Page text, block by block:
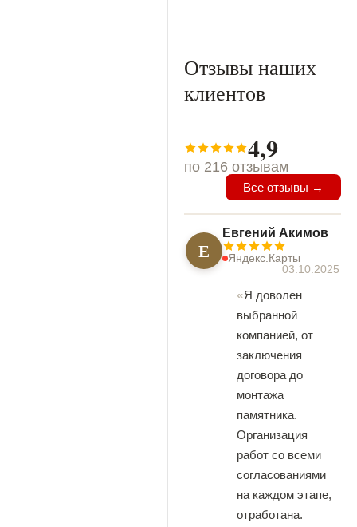
Отзывы наших
клиентов
4,9
по 216 отзывам
Все отзывы →
Е
Евгений Акимов
Яндекс.Карты
03.10.2025
Я доволен
выбранной
компанией, от
заключения
договора до
монтажа
памятника.
Организация
работ со всеми
согласованиями
на каждом этапе,
отработана.